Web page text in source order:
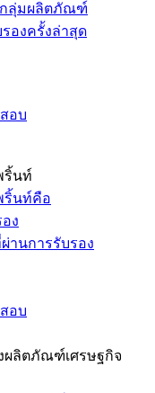
กลุ่มผลิตภัณฑ์
องครั้งล่าสุด
อบ
ริ้นท์
ริ้นท์คือ
ง
นการรับรอง
อบ
ลิตภัณฑ์เศรษฐกิจ